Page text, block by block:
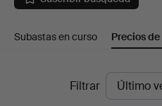
Hammarö
Subastas en curso Precios
Filtrar